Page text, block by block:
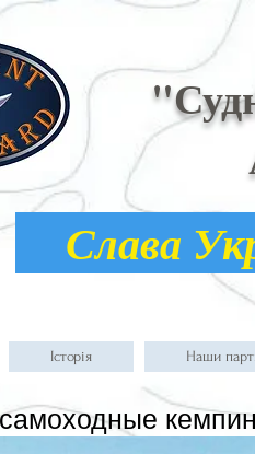
Слава
Історія Наши